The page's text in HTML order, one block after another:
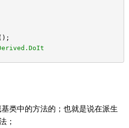
类中的方法的；也就是说在派生
；